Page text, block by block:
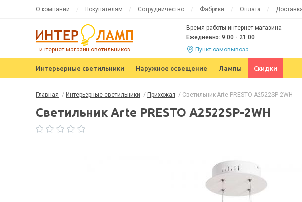
О компании Покупателям Сотрудничество Фабрики Оплата Доставка
интернет-магазин светильников
Время работы интернет-магазина
Ежедневно: 9:00 - 21:00
Пункт самовывоза
Интерьерные светильники Наружное освещение Лампы Скидки
Главная / Интерьерные светильники / Прихожая / Светильник Arte PRESTO A2522SP-2WH
Светильник Arte PRESTO A2522SP-2WH